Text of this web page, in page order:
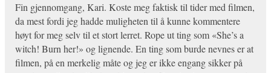
Fin gjennomgang, Kari. Koste meg faktisk til tider med filmen,
da mest fordi jeg hadde muligheten til å kunne kommentere
høyt for meg selv til et stort lerret. Rope ut ting som «She’s a
witch! Burn her!» og lignende. En ting som burde nevnes er at
filmen, på en merkelig måte og jeg er ikke engang sikker på